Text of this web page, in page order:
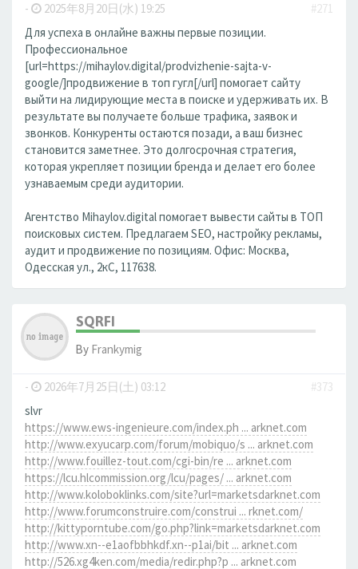
- 2025年8月20日(水) 19:25
#271
Для успеха в онлайне важны первые позиции.
Профессиональное
[url=https://mihaylov.digital/prodvizhenie-sajta-v-
google/]продвижение в топ гугл[/url] помогает сайту
выйти на лидирующие места в поиске и удерживать их. В
результате вы получаете больше трафика, заявок и
звонков. Конкуренты остаются позади, а ваш бизнес
становится заметнее. Это долгосрочная стратегия,
которая укрепляет позиции бренда и делает его более
узнаваемым среди аудитории.
Агентство Mihaylov.digital помогает вывести сайты в ТОП
поисковых систем. Предлагаем SEO, настройку рекламы,
аудит и продвижение по позициям. Офис: Москва,
Одесская ул., 2кС, 117638.
SQRFI
By Frankymig
- 2026年7月25日(土) 03:12
#373
slvr
https://www.ews-ingenieure.com/index.ph ... arknet.com
http://www.exyucarp.com/forum/mobiquo/s ... arknet.com
http://www.fouillez-tout.com/cgi-bin/re ... arknet.com
https://lcu.hlcommission.org/lcu/pages/ ... arknet.com
http://www.koloboklinks.com/site?url=marketsdarknet.com
http://www.forumconstruire.com/construi ... rknet.com/
http://kittyporntube.com/go.php?link=marketsdarknet.com
http://www.xn--e1aofbbhkdf.xn--p1ai/bit ... arknet.com
http://526.xg4ken.com/media/redir.php?p ... arknet.com